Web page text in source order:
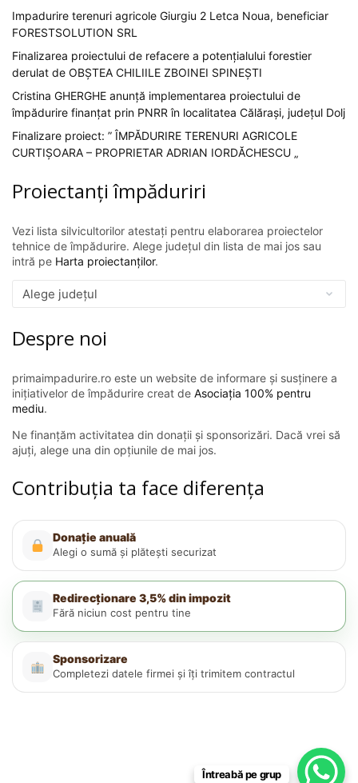
Impadurire terenuri agricole Giurgiu 2 Letca Noua, beneficiar
FORESTSOLUTION SRL
Finalizarea proiectului de refacere a potențialului forestier
derulat de OBȘTEA CHILIILE ZBOINEI SPINEȘTI
Cristina GHERGHE anunță implementarea proiectului de
împădurire finanțat prin PNRR în localitatea Călărași, județul Dolj
Finalizare proiect: ” ÎMPĂDURIRE TERENURI AGRICOLE
CURTIȘOARA – PROPRIETAR ADRIAN IORDĂCHESCU „
Proiectanți împăduriri
Vezi lista silvicultorilor atestați pentru elaborarea proiectelor
tehnice de împădurire. Alege județul din lista de mai jos sau
intră pe Harta proiectanților.
Despre noi
primaimpadurire.ro este un website de informare și susținere a
inițiativelor de împădurire creat de Asociația 100% pentru
mediu.
Ne finanțăm activitatea din donații și sponsorizări. Dacă vrei să
ajuți, alege una din opțiunile de mai jos.
Contribuția ta face diferența
Donație anuală
Alegi o sumă și plătești securizat
Redirecționare 3,5% din impozit
Fără niciun cost pentru tine
Sponsorizare
Completezi datele firmei și îți trimitem contractul
Întreabă pe grup